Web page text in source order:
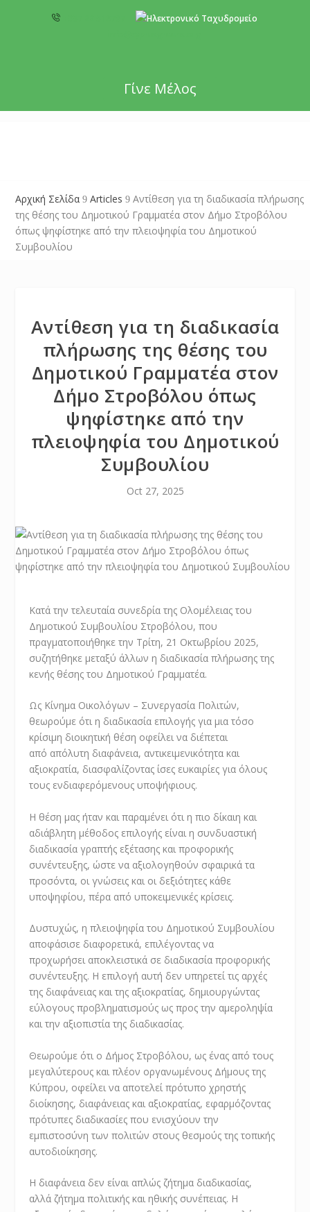
Γίνε Μέλος
Αρχική Σελίδα 9 Articles 9 Αντίθεση για τη διαδικασία πλήρωσης
της θέσης του Δημοτικού Γραμματέα στον Δήμο Στροβόλου
όπως ψηφίστηκε από την πλειοψηφία του Δημοτικού
Συμβουλίου
Αντίθεση για τη διαδικασία
πλήρωσης της θέσης του
Δημοτικού Γραμματέα στον
Δήμο Στροβόλου όπως
ψηφίστηκε από την
πλειοψηφία του Δημοτικού
Συμβουλίου
Oct 27, 2025
Κατά την τελευταία συνεδρία της Ολομέλειας του
Δημοτικού Συμβουλίου Στροβόλου, που
πραγματοποιήθηκε την Τρίτη, 21 Οκτωβρίου 2025,
συζητήθηκε μεταξύ άλλων η διαδικασία πλήρωσης της
κενής θέσης του Δημοτικού Γραμματέα.
Ως Κίνημα Οικολόγων – Συνεργασία Πολιτών,
θεωρούμε ότι η διαδικασία επιλογής για μια τόσο
κρίσιμη διοικητική θέση οφείλει να διέπεται
από απόλυτη διαφάνεια, αντικειμενικότητα και
αξιοκρατία, διασφαλίζοντας ίσες ευκαιρίες για όλους
τους ενδιαφερόμενους υποψήφιους.
Η θέση μας ήταν και παραμένει ότι η πιο δίκαιη και
αδιάβλητη μέθοδος επιλογής είναι η συνδυαστική
διαδικασία γραπτής εξέτασης και προφορικής
συνέντευξης, ώστε να αξιολογηθούν σφαιρικά τα
προσόντα, οι γνώσεις και οι δεξιότητες κάθε
υποψηφίου, πέρα από υποκειμενικές κρίσεις.
Δυστυχώς, η πλειοψηφία του Δημοτικού Συμβουλίου
αποφάσισε διαφορετικά, επιλέγοντας να
προχωρήσει αποκλειστικά σε διαδικασία προφορικής
συνέντευξης. Η επιλογή αυτή δεν υπηρετεί τις αρχές
της διαφάνειας και της αξιοκρατίας, δημιουργώντας
εύλογους προβληματισμούς ως προς την αμεροληψία
και την αξιοπιστία της διαδικασίας.
Θεωρούμε ότι ο Δήμος Στροβόλου, ως ένας από τους
μεγαλύτερους και πλέον οργανωμένους Δήμους της
Κύπρου, οφείλει να αποτελεί πρότυπο χρηστής
διοίκησης, διαφάνειας και αξιοκρατίας, εφαρμόζοντας
πρότυπες διαδικασίες που ενισχύουν την
εμπιστοσύνη των πολιτών στους θεσμούς της τοπικής
αυτοδιοίκησης.
Η διαφάνεια δεν είναι απλώς ζήτημα διαδικασίας,
αλλά ζήτημα πολιτικής και ηθικής συνέπειας. Η